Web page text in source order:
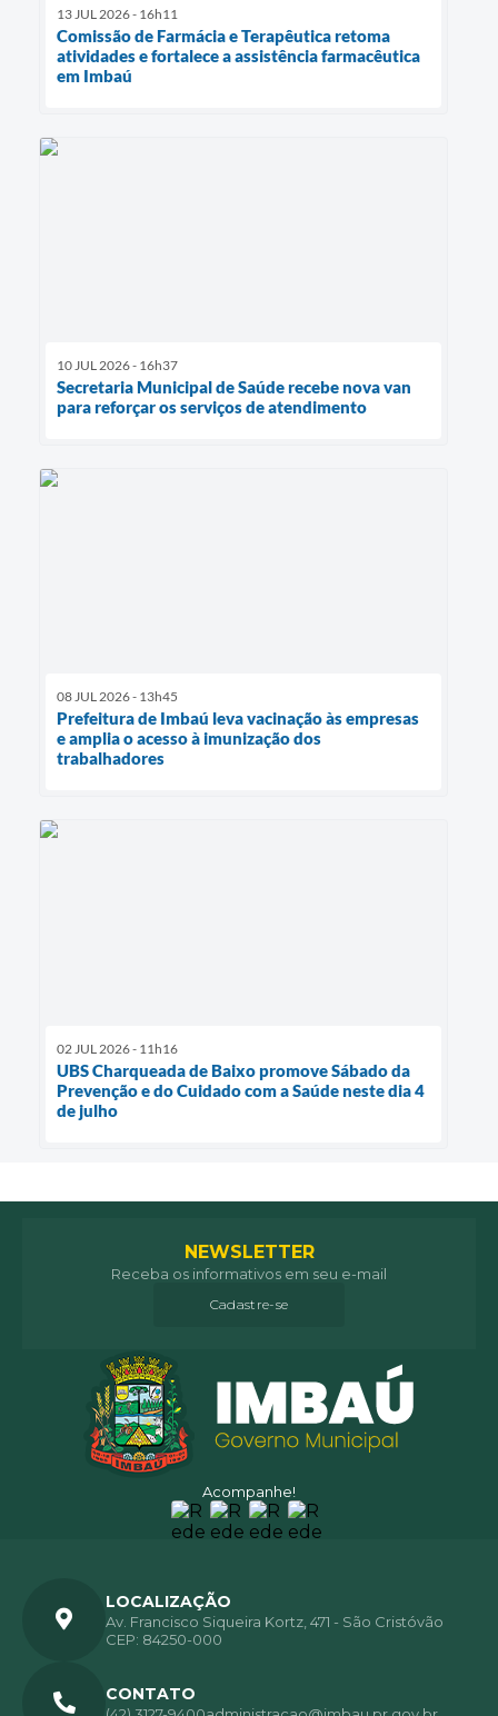
13 JUL 2026 - 16h11
Comissão de Farmácia e Terapêutica retoma
atividades e fortalece a assistência farmacêutica
em Imbaú
10 JUL 2026 - 16h37
Secretaria Municipal de Saúde recebe nova van
para reforçar os serviços de atendimento
08 JUL 2026 - 13h45
Prefeitura de Imbaú leva vacinação às empresas
e amplia o acesso à imunização dos
trabalhadores
02 JUL 2026 - 11h16
UBS Charqueada de Baixo promove Sábado da
Prevenção e do Cuidado com a Saúde neste dia 4
de julho
Acompanhe!
NEWSLETTER
Receba os informativos em seu e-mail
Cadastre-se
LOCALIZAÇÃO
Av. Francisco Siqueira Kortz, 471 - São Cristóvão
CEP: 84250-000
CONTATO